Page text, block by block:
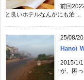
前回
と良いホテルなんかにも泊 ...
25/08/
Hanoi
2015/1/
が、困